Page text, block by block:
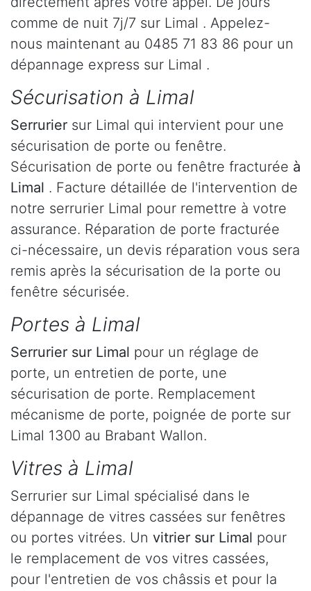
comme de nuit 7j/7 sur Limal . Appelez-
nous maintenant au 0485 71 83 86 pour un
dépannage express sur Limal .
Sécurisation à Limal
Serrurier sur Limal qui intervient pour une
sécurisation de porte ou fenêtre.
Sécurisation de porte ou fenêtre fracturée à
Limal . Facture détaillée de l'intervention de
notre serrurier Limal pour remettre à votre
assurance. Réparation de porte fracturée
ci-nécessaire, un devis réparation vous sera
remis après la sécurisation de la porte ou
fenêtre sécurisée.
Portes à Limal
Serrurier sur Limal pour un réglage de
porte, un entretien de porte, une
sécurisation de porte. Remplacement
mécanisme de porte, poignée de porte sur
Limal 1300 au Brabant Wallon.
Vitres à Limal
Serrurier sur Limal spécialisé dans le
dépannage de vitres cassées sur fenêtres
ou portes vitrées. Un vitrier sur Limal pour
le remplacement de vos vitres cassées,
pour l'entretien de vos châssis et pour la